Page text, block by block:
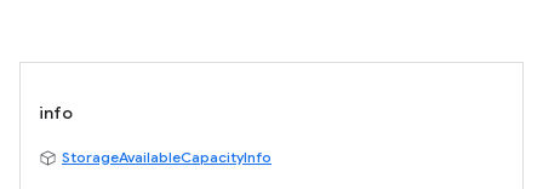
info
StorageAvailableCapacityInfo